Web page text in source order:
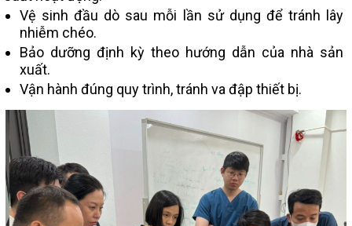
Vệ sinh đầu dò sau mỗi lần sử dụng để tránh lây
nhiễm chéo.
Bảo dưỡng định kỳ theo hướng dẫn của nhà sản
xuất.
Vận hành đúng quy trình, tránh va đập thiết bị.